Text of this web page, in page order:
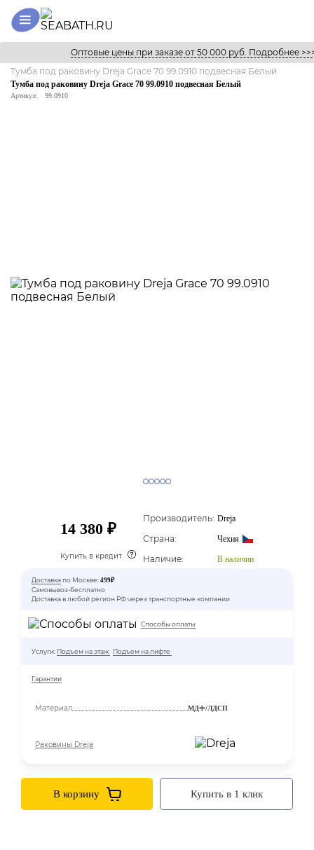
Оптовые цены при заказе от 50 000 руб. Подробнее
Каталог
Раковины
Тумба под раковину Dreja Grace 70 99.0910 подвесная Белый
Тумба под раковину Dreja Grace 70 99.0910 подвесная Белый
Артикул: 99.0910
14 380 ₽
Купить в кредит
Производитель: Dreja
Страна: Чехия
Наличие: В наличии
Доставка по Москве: 499₽
Самовывоз-бесплатно
Доставка в любой регион РФ через транспортные компании
Способы оплаты
Услуги: Подъем на этаж Подъем на лифте
Гарантии
Материал МДФ/ЛДСП
Раковины Dreja
В корзину Купить в 1 клик